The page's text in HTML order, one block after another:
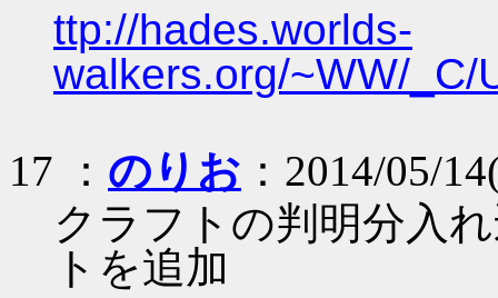
ttp://hades.worlds-
walkers.org/~WW/_C/
17 ： のりお ：2014/05/
クラフトの判明分入
トを追加